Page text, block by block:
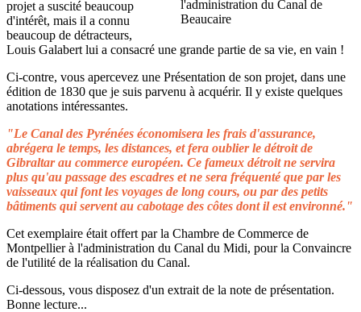
projet a suscité beaucoup
d'intérêt, mais il a connu
beaucoup de détracteurs,
Louis Galabert lui a consacré une grande partie de sa vie, en vain !
Ci-contre, vous apercevez une Présentation de son projet, dans une
édition de 1830 que je suis parvenu à acquérir. Il y existe quelques
anotations intéressantes.
"Le Canal des Pyrénées économisera les frais d'assurance,
abrégera le temps, les distances, et fera oublier le détroit de
Gibraltar au commerce européen. Ce fameux détroit ne servira
plus qu'au passage des escadres et ne sera fréquenté que par les
vaisseaux qui font les voyages de long cours, ou par des petits
bâtiments qui servent au cabotage des côtes dont il est environné."
Cet exemplaire était offert par la Chambre de Commerce de
Montpellier à l'administration du Canal du Midi, pour la Convaincre
de l'utilité de la réalisation du Canal.
Ci-dessous, vous disposez d'un extrait de la note de présentation.
Bonne lecture...